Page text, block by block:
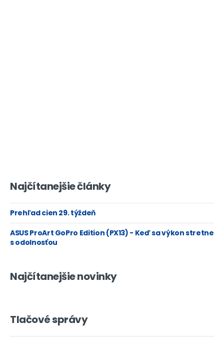
Najčítanejšie články
Prehľad cien 29. týždeň
ASUS ProArt GoPro Edition (PX13) - Keď sa výkon stretne
s odolnosťou
Najčítanejšie novinky
Tlačové správy